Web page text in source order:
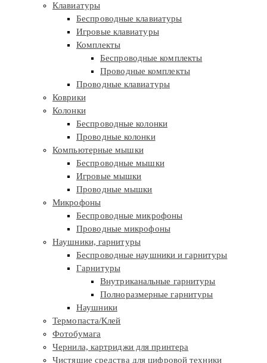
Клавиатуры
Беспроводные клавиатуры
Игровые клавиатуры
Комплекты
Беспроводные комплекты
Проводные комплекты
Проводные клавиатуры
Коврики
Колонки
Беспроводные колонки
Проводные колонки
Компьютерные мышки
Беспроводные мышки
Игровые мышки
Проводные мышки
Микрофоны
Беспроводные микрофоны
Проводные микрофоны
Наушники, гарнитуры
Беспроводные наушники и гарнитуры
Гарнитуры
Внутриканальные гарнитуры
Полноразмерные гарнитуры
Наушники
Термопаста/Клей
Фотобумага
Чернила, картриджи для принтера
Чистящие средства для цифровой техники